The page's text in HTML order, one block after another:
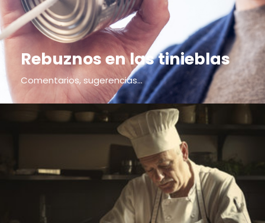
Rebuznos en las tinieblas
Comentarios, sugerencias...